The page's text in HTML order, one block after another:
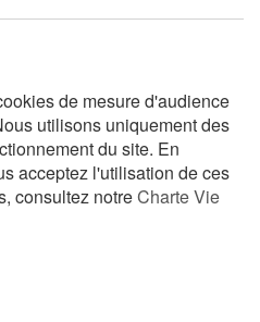
de mesure d'audience
utilisons uniquement des
du site. En
acceptez l'utilisation de ces
consultez notreCharte Vie